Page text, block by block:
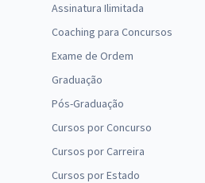
Assinatura Ilimitada
Coaching para Concursos
Exame de Ordem
Graduação
Pós-Graduação
Cursos por Concurso
Cursos por Carreira
Cursos por Estado